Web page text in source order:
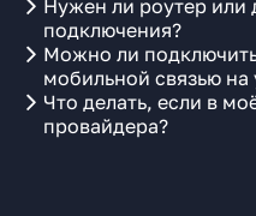
Нужен ли роутер или
подключения?
Можно ли
мобильной связью на
Что делать, если в
провайдера?